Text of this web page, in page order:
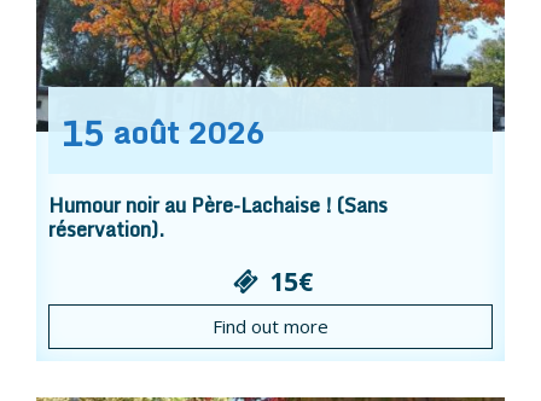
15 août 2026
Humour noir au Père-Lachaise ! (Sans
réservation).
15€
Find out more